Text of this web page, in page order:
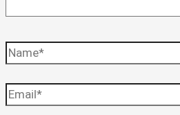
Name*
Email*